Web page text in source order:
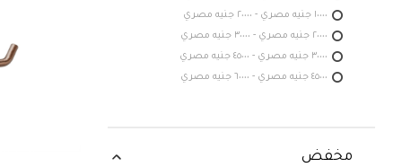
١٠٠٠٠ جنيه مصري - ٢٠٠٠٠ جنيه مصري
٢٠٠٠٠ جنيه مصري - ٣٠٠٠٠ جنيه مصري
٣٠٠٠٠ جنيه مصري - ٤٥٠٠٠ جنيه مصري
٤٥٠٠٠ جنيه مصري - ٦٠٠٠٠ جنيه مصري
مخفض